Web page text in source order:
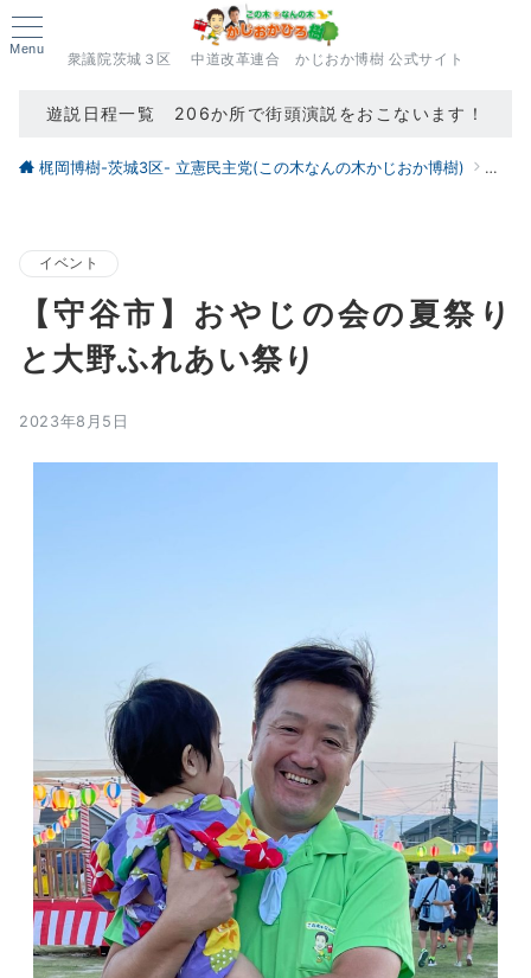
Menu
衆議院茨城３区 中道改革連合 かじおか博樹 公式サイト
遊説日程一覧 206か所で街頭演説をおこないます！
梶岡博樹-茨城3区- 立憲民主党(この木なんの木かじおか博樹) ブロ
イベント
【守谷市】おやじの会の夏祭り
と大野ふれあい祭り
2023年8月5日